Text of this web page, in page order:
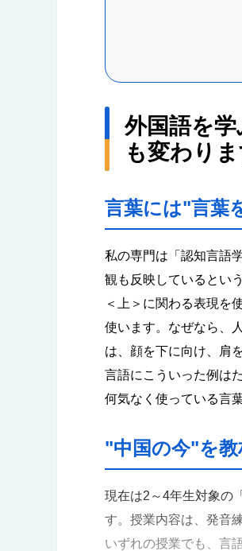
外国語を
も変わりま
言葉には"言葉
私の専門は「認知言語
観も反映しているとい
＜上＞に関わる表現を
使います。なぜなら、
は、顔を下に向け、肩
言語にこういった例は
何気なく使っている言
"中国の今"を
現在は2～4年生対象の
す。授業内容は、発音
いずれの授業でも、言